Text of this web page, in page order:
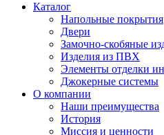
Каталог
Напольные покрытия
Двери
Замочно-скобяные
Изделия из ПВХ
Элементы отделки
Джокерные системы
О компании
Наши преимущества
История
Миссия и ценности